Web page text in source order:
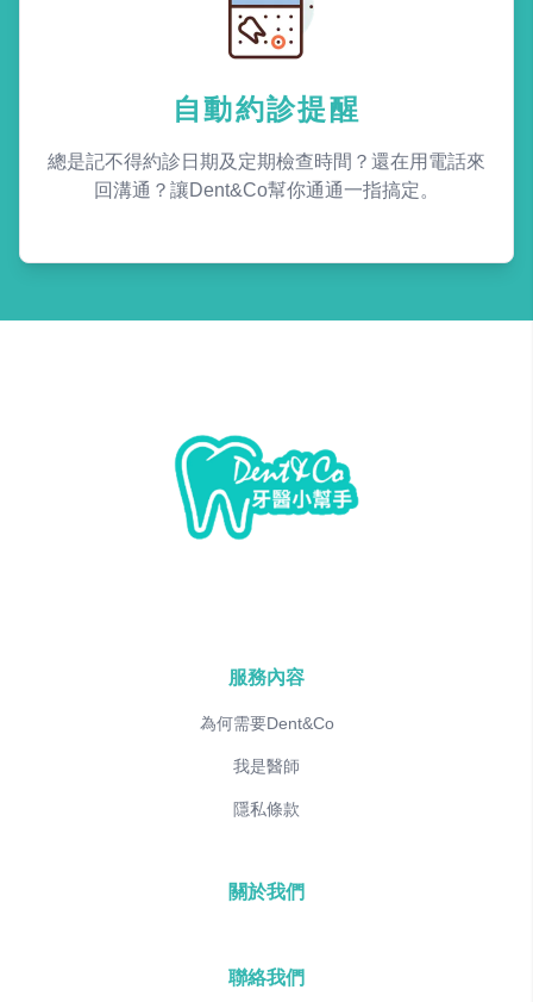
自動約診提醒
總是記不得約診日期及定期檢查時間？還在用電話來
回溝通？讓Dent&Co幫你通通一指搞定。
服務內容
為何需要Dent&Co
我是醫師
隱私條款
關於我們
聯絡我們